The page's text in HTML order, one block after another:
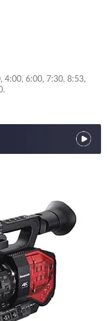
4:00, 6:00, 7:30, 8:53,